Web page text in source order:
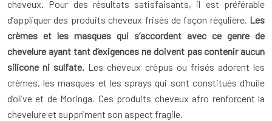
cheveux. Pour des résultats satisfaisants, il est préférable
d’appliquer des produits cheveux frisés de façon régulière. Les
crèmes et les masques qui s’accordent avec ce genre de
chevelure ayant tant d’exigences ne doivent pas contenir aucun
silicone ni sulfate. Les cheveux crépus ou frisés adorent les
crèmes, les masques et les sprays qui sont constitués d’huile
d’olive et de Moringa. Ces produits cheveux afro renforcent la
chevelure et suppriment son aspect fragile.